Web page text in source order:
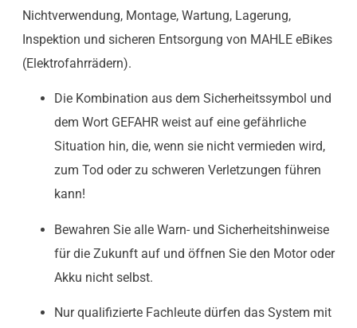
Nichtverwendung, Montage, Wartung, Lagerung,
Inspektion und sicheren Entsorgung von MAHLE eBikes
(Elektrofahrrädern).
Die Kombination aus dem Sicherheitssymbol und
dem Wort GEFAHR weist auf eine gefährliche
Situation hin, die, wenn sie nicht vermieden wird,
zum Tod oder zu schweren Verletzungen führen
kann!
Bewahren Sie alle Warn- und Sicherheitshinweise
für die Zukunft auf und öffnen Sie den Motor oder
Akku nicht selbst.
Nur qualifizierte Fachleute dürfen das System mit